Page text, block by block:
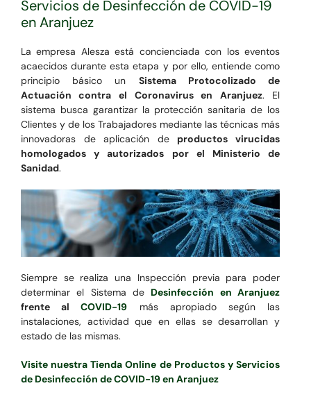
Servicios de Desinfección de COVID-19
en Aranjuez
La empresa Alesza está concienciada con los eventos
acaecidos durante esta etapa y por ello, entiende como
principio básico un Sistema Protocolizado de
Actuación contra el Coronavirus en Aranjuez. El
sistema busca garantizar la protección sanitaria de los
Clientes y de los Trabajadores mediante las técnicas más
innovadoras de aplicación de productos virucidas
homologados y autorizados por el Ministerio de
Sanidad.
Siempre se realiza una Inspección previa para poder
determinar el Sistema de Desinfección en Aranjuez
frente alCOVID-19 más apropiado según las
instalaciones, actividad que en ellas se desarrollan y
estado de las mismas.
Visite nuestra Tienda Online de Productos y Servicios
de Desinfección de COVID-19 en Aranjuez